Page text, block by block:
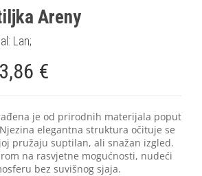
Areny
Lan;
€
je od prirodnih materijala poput
elegantna struktura očituje se
pružaju suptilan, ali snažan izgled.
na rasvjetne mogućnosti, nudeći
bez suvišnog sjaja.